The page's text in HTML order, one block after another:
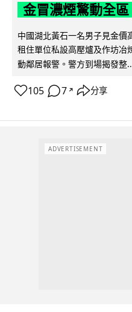
金冒濃煙驚動全區
中國湖北黃石一名男子見金
租住單位私設高壓爐及作坊冶
動鄰居報警。警方到場揭發整
105 7 ↗ 分享
ADVERTISEMENT